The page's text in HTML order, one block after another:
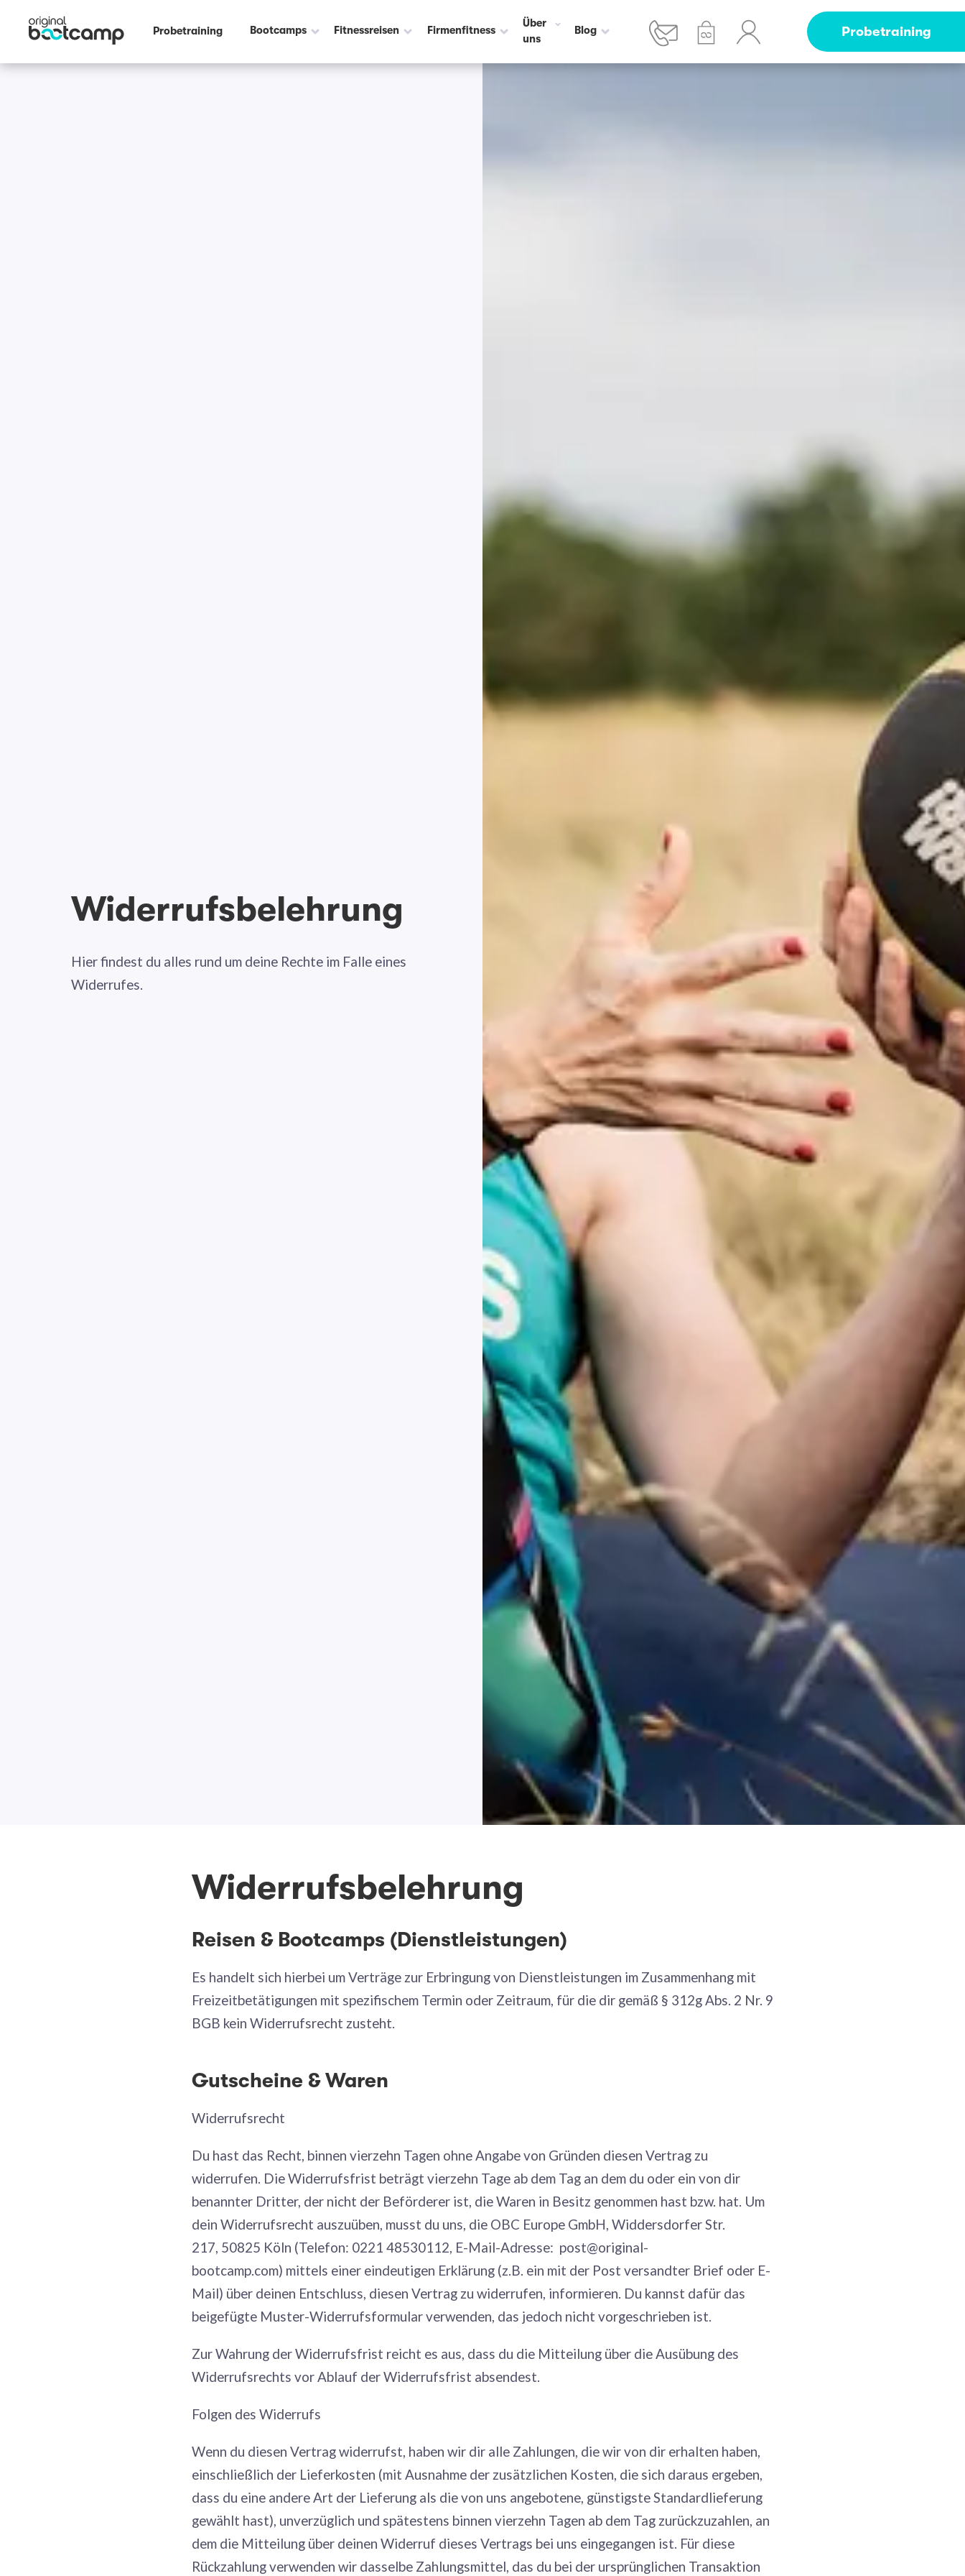
Probetraining Bootcamps Fitnessreisen Firmenfitness
Über
uns
Blog Probetraining
Widerrufsbelehrung
Hier findest du alles rund um deine Rechte im Falle eines
Widerrufes.
Widerrufsbelehrung
Reisen & Bootcamps (Dienstleistungen)
Es handelt sich hierbei um Verträge zur Erbringung von Dienstleistungen im Zusammenhang mit
Freizeitbetätigungen mit spezifischem Termin oder Zeitraum, für die dir gemäß § 312g Abs. 2 Nr. 9
BGB kein Widerrufsrecht zusteht.
Gutscheine & Waren
Widerrufsrecht
Du hast das Recht, binnen vierzehn Tagen ohne Angabe von Gründen diesen Vertrag zu
widerrufen. Die Widerrufsfrist beträgt vierzehn Tage ab dem Tag an dem du oder ein von dir
benannter Dritter, der nicht der Beförderer ist, die Waren in Besitz genommen hast bzw. hat. Um
dein Widerrufsrecht auszuüben, musst du uns, die OBC Europe GmbH, Widdersdorfer Str.
217, 50825 Köln (Telefon: 0221 48530112, E-Mail-Adresse: post@original-
bootcamp.com) mittels einer eindeutigen Erklärung (z.B. ein mit der Post versandter Brief oder E-
Mail) über deinen Entschluss, diesen Vertrag zu widerrufen, informieren. Du kannst dafür das
beigefügte Muster-Widerrufsformular verwenden, das jedoch nicht vorgeschrieben ist.
Zur Wahrung der Widerrufsfrist reicht es aus, dass du die Mitteilung über die Ausübung des
Widerrufsrechts vor Ablauf der Widerrufsfrist absendest.
Folgen des Widerrufs
Wenn du diesen Vertrag widerrufst, haben wir dir alle Zahlungen, die wir von dir erhalten haben,
einschließlich der Lieferkosten (mit Ausnahme der zusätzlichen Kosten, die sich daraus ergeben,
dass du eine andere Art der Lieferung als die von uns angebotene, günstigste Standardlieferung
gewählt hast), unverzüglich und spätestens binnen vierzehn Tagen ab dem Tag zurückzuzahlen, an
dem die Mitteilung über deinen Widerruf dieses Vertrags bei uns eingegangen ist. Für diese
Rückzahlung verwenden wir dasselbe Zahlungsmittel, das du bei der ursprünglichen Transaktion